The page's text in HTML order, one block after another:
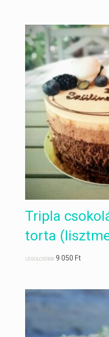
Tripla
torta
LEGOLCSÓBB:9 050Ft